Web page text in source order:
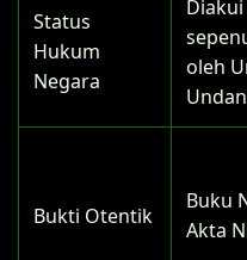
Status
Hukum
Negara
Diakui
oleh
Bukti Otentik
Buku
Akta